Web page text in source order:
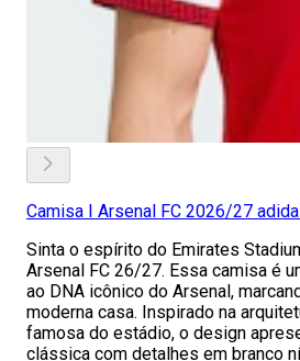
Camisa I Arsenal FC 2026/27
Sinta o espírito do Emirates
Arsenal FC 26/27. Essa camisa é
ao DNA icônico do Arsenal,
moderna casa. Inspirado na
famosa do estádio, o design
clássica com detalhes em branco